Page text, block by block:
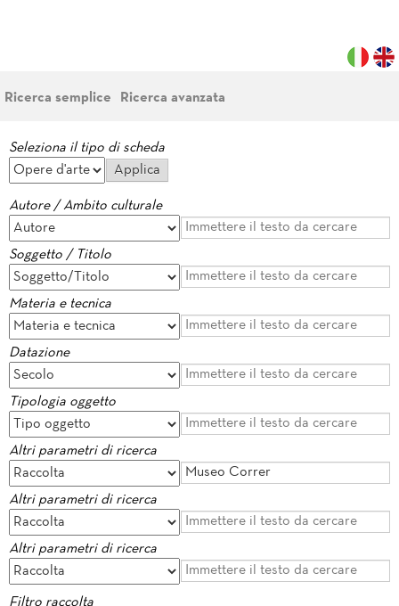
Ricerca semplice Ricerca avanzata
Seleziona il tipo di scheda
Autore / Ambito culturale
Soggetto / Titolo
Materia e tecnica
Datazione
Tipologia oggetto
Altri parametri di ricerca
Altri parametri di ricerca
Altri parametri di ricerca
Filtro raccolta